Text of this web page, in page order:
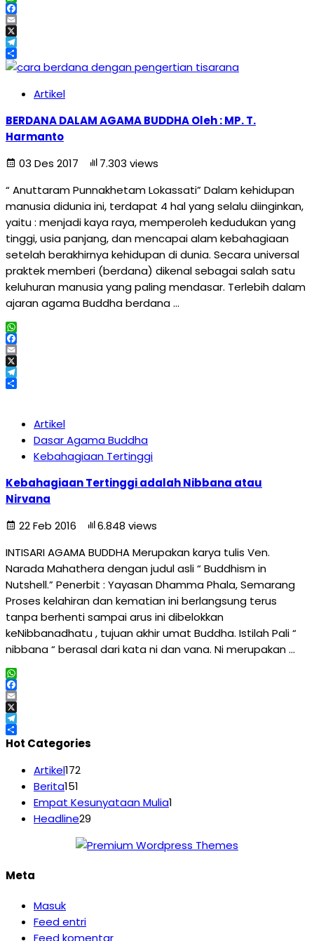
WhatsApp
Facebook
Email
X
Telegram
Share
Artikel
BERDANA DALAM AGAMA BUDDHA Oleh : MP. T.
Harmanto
03 Des 2017
7.303 views
“ Anuttaram Punnakhetam Lokassati” Dalam kehidupan
manusia didunia ini, terdapat 4 hal yang selalu diinginkan,
yaitu : menjadi kaya raya, memperoleh kedudukan yang
tinggi, usia panjang, dan mencapai alam kebahagiaan
setelah berakhirnya kehidupan di dunia. Secara universal
praktek memberi (berdana) dikenal sebagai salah satu
keluhuran manusia yang paling mendasar. Terlebih dalam
ajaran agama Buddha berdana …
WhatsApp
Facebook
Email
X
Telegram
Artikel
Dasar Agama Buddha
Kebahagiaan Tertinggi
Kebahagiaan Tertinggi adalah Nibbana atau
Nirvana
22 Feb 2016
6.848 views
INTISARI AGAMA BUDDHA Merupakan karya tulis Ven.
Narada Mahathera dengan judul asli “ Buddhism in
Nutshell.” Penerbit : Yayasan Dhamma Phala, Semarang
Proses kelahiran dan kematian ini berlangsung terus
tanpa berhenti sampai arus ini dibelokkan
keNibbanadhatu , tujuan akhir umat Buddha. Istilah Pali “
nibbana “ berasal dari kata ni dan vana. Ni merupakan …
WhatsApp
Facebook
Email
X
Telegram
Share
Hot Categories
Artikel172
Berita151
Empat Kesunyataan Mulia1
Headline29
Meta
Masuk
Feed entri
Feed komentar